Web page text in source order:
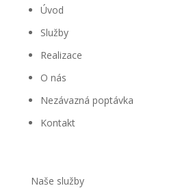
Úvod
Služby
Realizace
O nás
Nezávazná poptávka
Kontakt
Naše služby